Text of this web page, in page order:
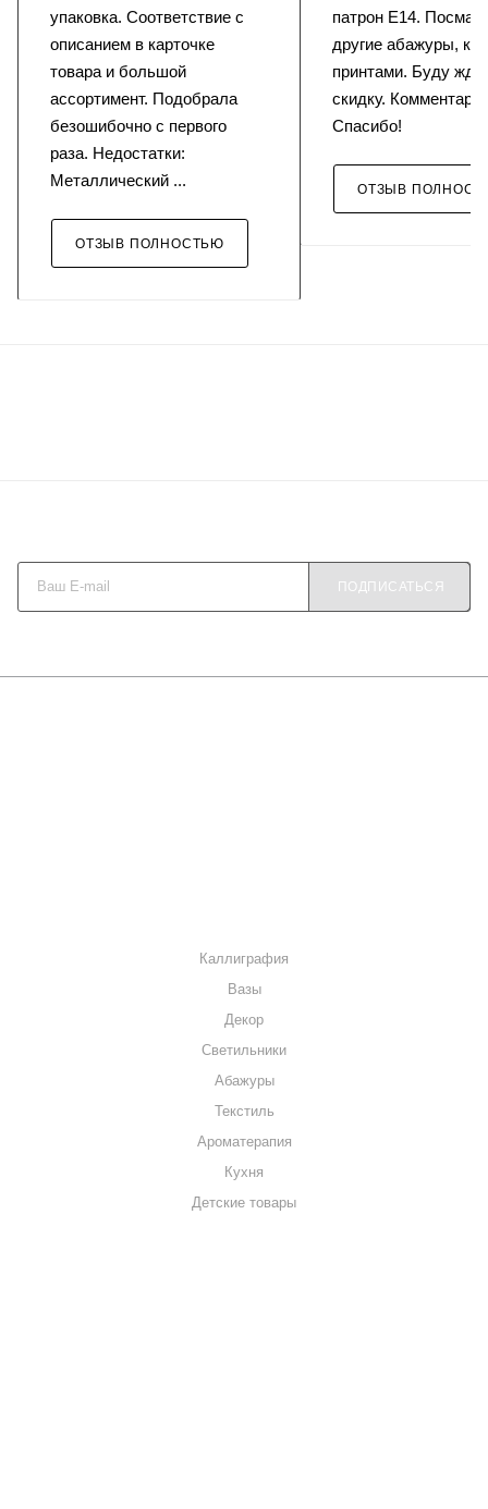
упаковка. Соответствие с
описанием в карточке
товара и большой
ассортимент. Подобрала
безошибочно с первого
раза. Недостатки:
Металлический ...
ОТЗЫВ ПОЛНОСТЬЮ
патрон Е14.
другие абажуры,
принтами. Буду
скидку.
Спасибо!
ОТЗЫВ
ПОДПИСАТЬСЯ
Каллиграфия
Вазы
Декор
Светильники
Абажуры
Текстиль
Ароматерапия
Кухня
Детские товары